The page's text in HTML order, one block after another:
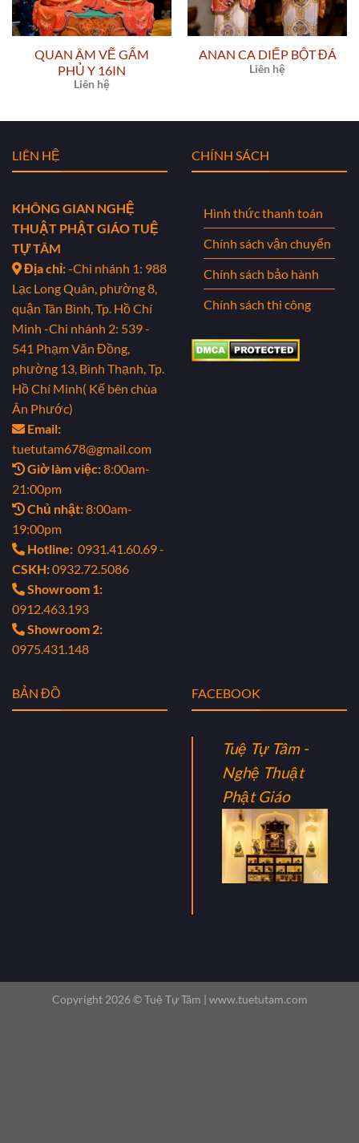
QUAN ÂM VẼ GẤM
PHỦ Y 16IN
Liên hệ
ANAN CA DIẾP BỘT ĐÁ
Liên hệ
LIÊN HỆ
KHÔNG GIAN NGHỆ
THUẬT PHẬT GIÁO TUỆ
TỰ TÂM
Địa chỉ:-Chi nhánh 1: 988
Lạc Long Quân, phường 8,
quận Tân Bình, Tp. Hồ Chí
Minh -Chi nhánh 2: 539 -
541 Phạm Văn Đồng,
phường 13, Bình Thạnh, Tp.
Hồ Chí Minh( Kế bên chùa
Ân Phước)
Email:
tuetutam678@gmail.com
Giờ làm việc:8:00am-
21:00pm
Chủ nhật:8:00am-
19:00pm
Hotline: 0931.41.60.69 -
CSKH:0932.72.5086
Showroom 1:
0912.463.193
Showroom 2:
0975.431.148
CHÍNH SÁCH
Hình thức thanh toán
Chính sách vận chuyển
Chính sách bảo hành
Chính sách thi công
BẢN ĐỒ FACEBOOK
Tuệ Tự Tâm -
Nghệ Thuật
Phật Giáo
Copyright 2026 ©Tuệ Tự Tâm | www.tuetutam.com